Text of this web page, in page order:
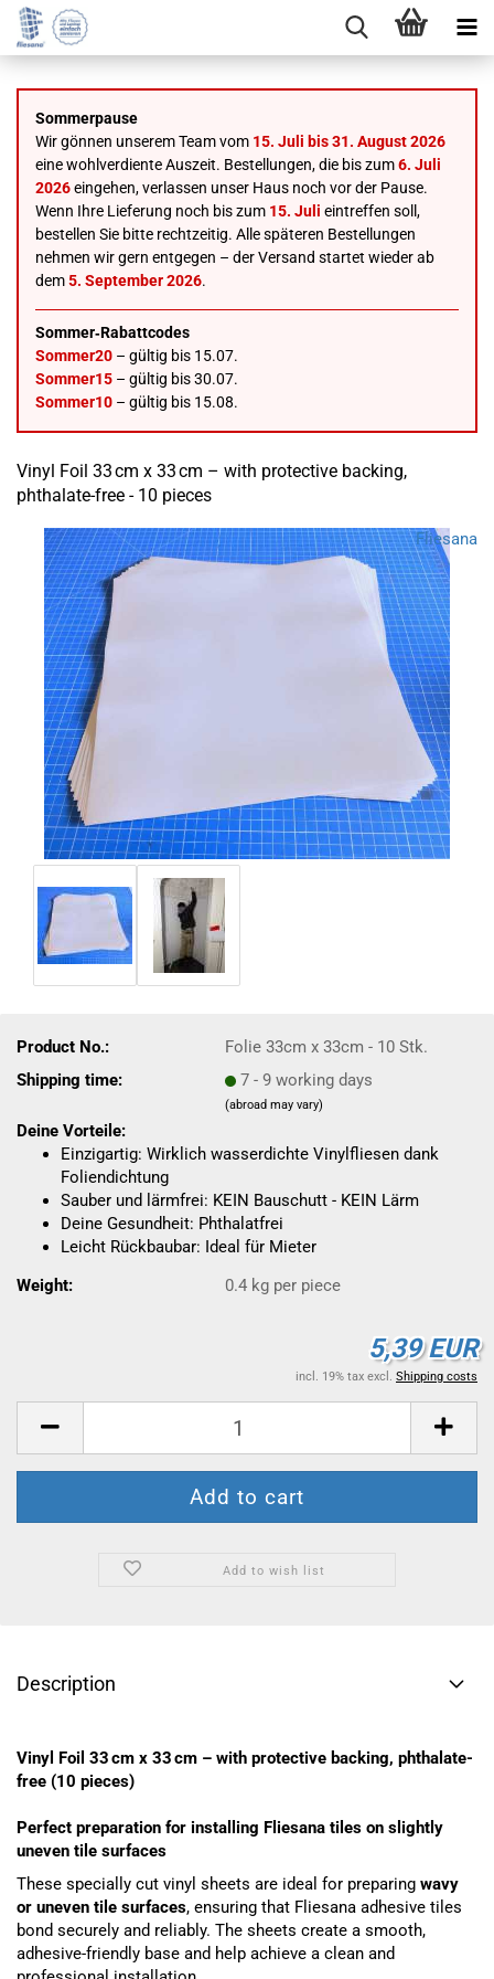
Sommerpause
Wir gönnen unserem Team vom 15. Juli bis 31. August 2026
eine wohlverdiente Auszeit. Bestellungen, die bis zum6. Juli
2026eingehen, verlassen unser Haus noch vor der Pause.
Wenn Ihre Lieferung noch bis zum 15. Juli eintreffen soll,
bestellen Sie bitte rechtzeitig. Alle späteren Bestellungen
nehmen wir gern entgegen – der Versand startet wieder ab
dem5. September 2026.
Sommer‑Rabattcodes
Sommer20 – gültig bis 15.07.
Sommer15 – gültig bis 30.07.
Sommer10 – gültig bis 15.08.
Vinyl Foil 33 cm x 33 cm – with protective backing,
phthalate-free - 10 pieces
Fliesana
Product No.:
Folie 33cm x 33cm - 10 Stk.
Shipping time:
7 - 9 working days
(abroad may vary)
Deine Vorteile:
Einzigartig: Wirklich wasserdichte Vinylfliesen dank
Foliendichtung
Sauber und lärmfrei: KEIN Bauschutt - KEIN Lärm
Deine Gesundheit: Phthalatfrei
Leicht Rückbaubar: Ideal für Mieter
Weight:
0.4 kg per piece
5,39 EUR
incl. 19% tax excl. Shipping costs
Add to wish list
Description
Vinyl Foil 33 cm x 33 cm – with protective backing, phthalate-
free (10 pieces)
Perfect preparation for installing Fliesana tiles on slightly
uneven tile surfaces
These specially cut vinyl sheets are ideal for preparing wavy
or uneven tile surfaces, ensuring that Fliesana adhesive tiles
bond securely and reliably. The sheets create a smooth,
adhesive-friendly base and help achieve a clean and